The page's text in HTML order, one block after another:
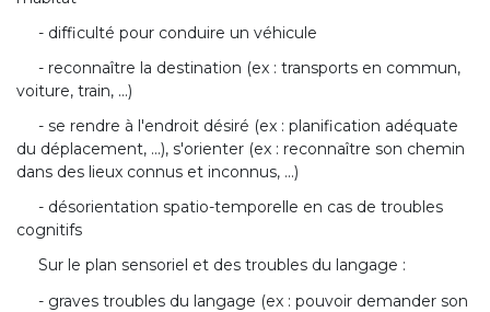
- difficulté pour conduire un véhicule
- reconnaître la destination (ex : transports en commun,
voiture, train, ...)
- se rendre à l'endroit désiré (ex : planification adéquate
du déplacement, ...), s'orienter (ex : reconnaître son chemin
dans des lieux connus et inconnus, ...)
- désorientation spatio-temporelle en cas de troubles
cognitifs
Sur le plan sensoriel et des troubles du langage :
- graves troubles du langage (ex : pouvoir demander son